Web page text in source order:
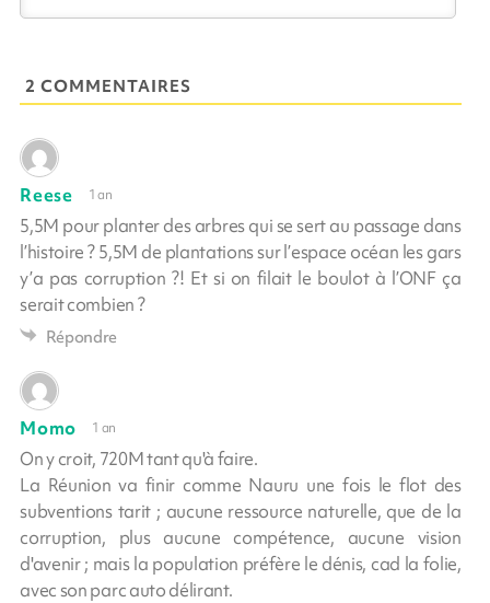
2 COMMENTAIRES
Reese 1 an
5,5M pour planter des arbres qui se sert au passage dans
l’histoire ? 5,5M de plantations sur l’espace océan les gars
y’a pas corruption ?! Et si on filait le boulot à l’ONF ça
serait combien ?
Répondre
Momo 1 an
On y croit, 720M tant qu'à faire.
La Réunion va finir comme Nauru une fois le flot des
subventions tarit ; aucune ressource naturelle, que de la
corruption, plus aucune compétence, aucune vision
d'avenir ; mais la population préfère le dénis, cad la folie,
avec son parc auto délirant.